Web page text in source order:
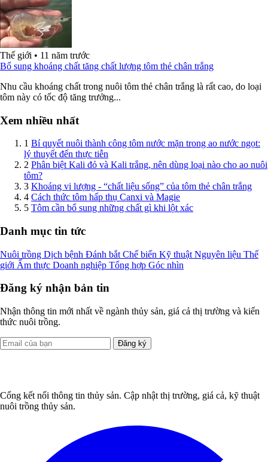
Thế giới • 11 năm trước
Bổ sung khoáng chất tăng chất lượng tôm thẻ chân trắng
Nhu cầu khoáng chất trong nuôi tôm thẻ chân trắng là rất cao, do loại
tôm này có tốc độ tăng trưởng...
Xem nhiều nhất
1 Bí quyết nuôi thành công tôm nước mặn trong ao nước ngọt:
lý thuyết đến thực tiễn
2 Phân biệt Kali đỏ và Kali trắng, nên dùng loại nào cho ao nuôi
tôm?
3 Khoáng vi lượng - “chất liệu sống” của tôm thẻ chân trắng
4 Cách thức tôm hấp thụ Canxi và Magie
5 Tôm cần bổ sung những chất gì khi lột xác
Danh mục tin tức
Nuôi trồng Dịch bệnh Đánh bắt Chế biến Kỹ thuật Nguyên liệu Thế
giới Ẩm thực Doanh nghiệp Tổng hợp Góc nhìn
Đăng ký nhận bản tin
Nhận thông tin mới nhất về ngành thủy sản, giá cả thị trường và kiến
thức nuôi trồng.
Đăng ký
Cổng kết nối thông tin thủy sản. Cập nhật thị trường, giá cả, kỹ thuật
nuôi trồng thủy sản.